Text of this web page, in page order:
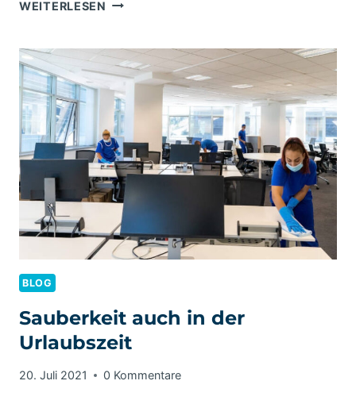
WEITERLESEN
ÜBER
G&M
TEAM
DENKT
BLOG
Sauberkeit auch in der
Urlaubszeit
20. Juli 2021 0 Kommentare